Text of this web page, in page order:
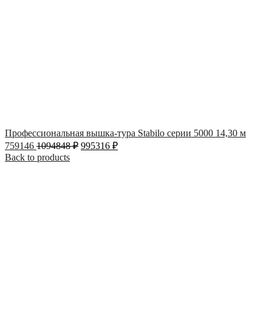
Профессиональная вышка-тура Stabilo серии 5000 14,30 м
759146 1094848₽ 995316 ₽
Back to products